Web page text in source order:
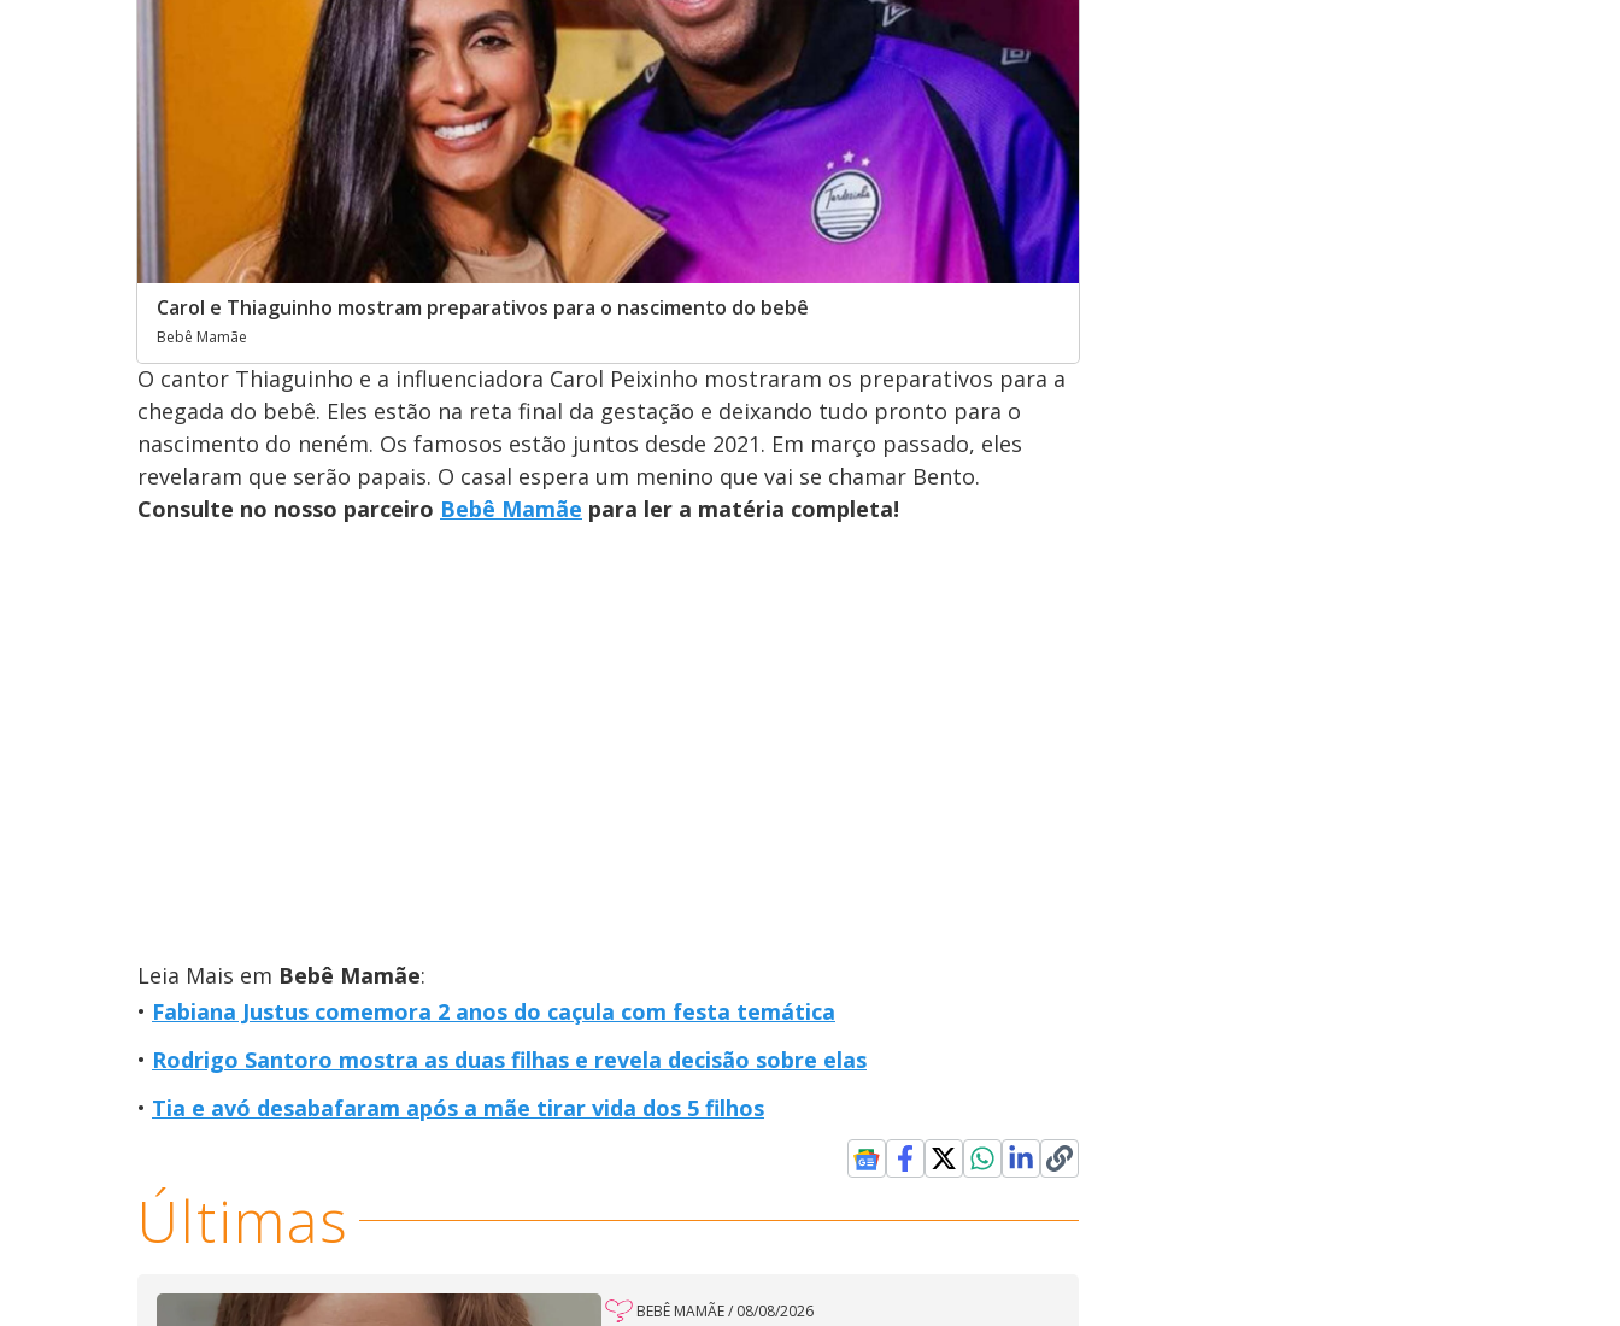
Carol e Thiaguinho mostram preparativos para o nascimento do bebê
Bebê Mamãe
O cantor Thiaguinho e a influenciadora Carol Peixinho mostraram os preparativos para a
chegada do bebê. Eles estão na reta final da gestação e deixando tudo pronto para o
nascimento do neném. Os famosos estão juntos desde 2021. Em março passado, eles
revelaram que serão papais. O casal espera um menino que vai se chamar Bento.
Consulte no nosso parceiro Bebê Mamãe para ler a matéria completa!
Leia Mais em Bebê Mamãe:
Fabiana Justus comemora 2 anos do caçula com festa temática
Rodrigo Santoro mostra as duas filhas e revela decisão sobre elas
Tia e avó desabafaram após a mãe tirar vida dos 5 filhos
Últimas
BEBÊ MAMÃE/ 08/08/2026